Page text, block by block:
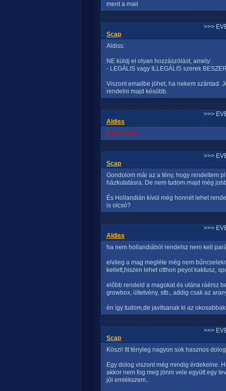
ment a mail
>>>
Scap
Aldiss:
NE küldj el olyan hozzászólást, amely:
- LEGÁLIS vagy ILLEGÁLIS szerek
Viszont emailbe jöhet, ha nekem szántad.
rendelni majd késöbb.
>>>
Aldiss
[beszerzés]
>>>
Scap
Gondolom már az a tény, hogy rendeltem
házkutatásra. De nem tudom majd még
És Hollandián kívül még honnét lehet
is olcsó?
>>>
Aldiss
ha nem hollandiából rendelsz nem kell
elvileg a mag megléte még nem
kellett,hiszen lehet otthon peyot kaktusz,
előbb rendeld a magokat és utána ráérsz
growbox, ültetvény, stb., addig csak az
én így tudom,de javítsanak ki az
>>>
Scap
Köszi! Itt tényleg nagyon sok hasznos
Egy dolog viszont még mindig érdekelne.
akkor nem fog meg jönni vele együtt egy
jól emlékszem..